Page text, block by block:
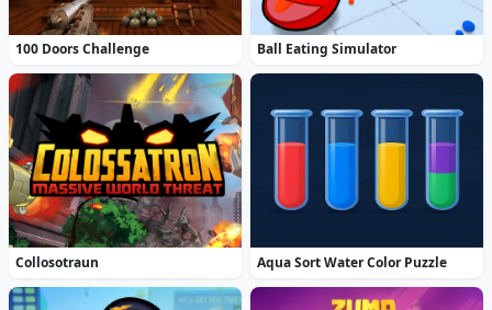
100 Doors Challenge Ball Eating Simulator
Collosotraun Aqua Sort Water Color Puzzle